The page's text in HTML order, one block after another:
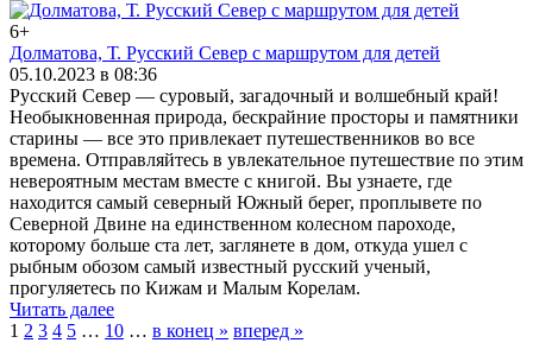
6+
Долматова, Т. Русский Север с маршрутом для детей
05.10.2023 в 08:36
Русский Север — суровый, загадочный и волшебный край!
Необыкновенная природа, бескрайние просторы и памятники
старины — все это привлекает путешественников во все
времена. Отправляйтесь в увлекательное путешествие по этим
невероятным местам вместе с книгой. Вы узнаете, где
находится самый северный Южный берег, проплывете по
Северной Двине на единственном колесном пароходе,
которому больше ста лет, заглянете в дом, откуда ушел с
рыбным обозом самый известный русский ученый,
прогуляетесь по Кижам и Малым Корелам.
Читать далее
1 2 3 4 5 … 10 … в конец » вперед »